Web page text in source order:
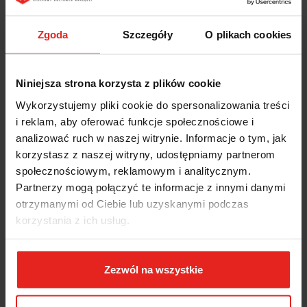
Zgoda Szczegóły O plikach cookies
Niniejsza strona korzysta z plików cookie
Wykorzystujemy pliki cookie do spersonalizowania treści
i reklam, aby oferować funkcje społecznościowe i
analizować ruch w naszej witrynie. Informacje o tym, jak
korzystasz z naszej witryny, udostępniamy partnerom
społecznościowym, reklamowym i analitycznym.
Partnerzy mogą połączyć te informacje z innymi danymi
otrzymanymi od Ciebie lub uzyskanymi podczas
korzystania z ich usług.
Zezwól na wszystkie
5904VU/2T